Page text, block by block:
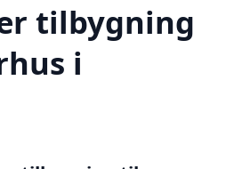
tilbygning
i